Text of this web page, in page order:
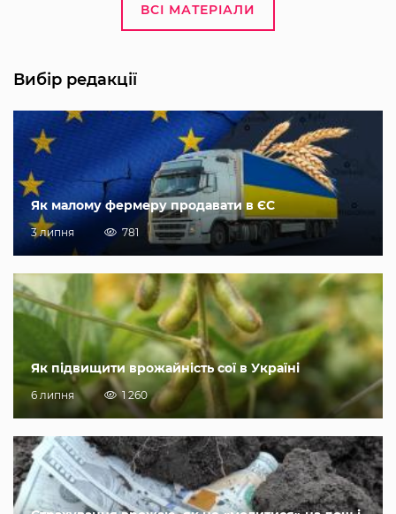
ВСІ МАТЕРІАЛИ
Вибір редакції
Як малому фермеру продавати в ЄС
3 липня 781
Як підвищити врожайність сої в Україні
6 липня 1 260